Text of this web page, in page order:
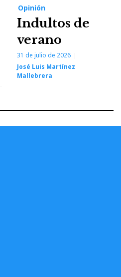
Opinión
Indultos de
verano
31 de julio de 2026
José Luis Martínez
Mallebrera